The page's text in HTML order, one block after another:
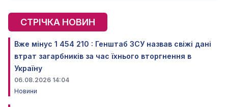
СТРІЧКА НОВИН
Вже мінус 1 454 210 : Генштаб ЗСУ назвав свіжі дані
втрат загарбників за час їхнього вторгнення в
Україну
06.08.2026 14:04
Новини